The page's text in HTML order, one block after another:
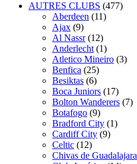
AUTRES CLUBS (477)
Aberdeen (11)
Ajax (9)
Al Nassr (12)
Anderlecht (1)
Atletico Mineiro (3)
Benfica (25)
Besiktas (6)
Boca Juniors (17)
Bolton Wanderers (7)
Botafogo (9)
Bradford City (1)
Cardiff City (9)
Celtic (12)
Chivas de Guadalajara